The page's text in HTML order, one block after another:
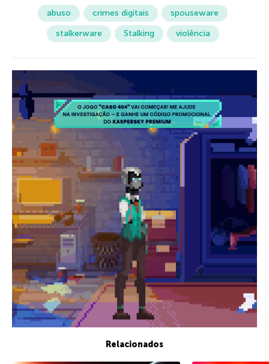
abuso crimes digitais
spouseware
stalkerware
Stalking violência
Relacionados